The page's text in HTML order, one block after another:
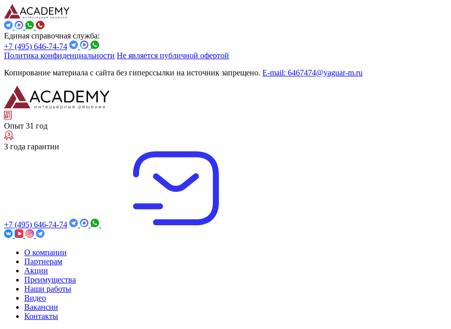
Единая справочная служба:
+7 (495) 646-74-74
Политика конфиденциальности Не является публичной офертой
Копирование материала с сайта без гиперссылки на источник запрещено. E-mail: 6467474@yaguar-m.ru
Опыт 31 год
3 года гарантии
+7 (495) 646-74-74
О компании
Партнерам
Акции
Преимущества
Наши работы
Видео
Вакансии
Контакты